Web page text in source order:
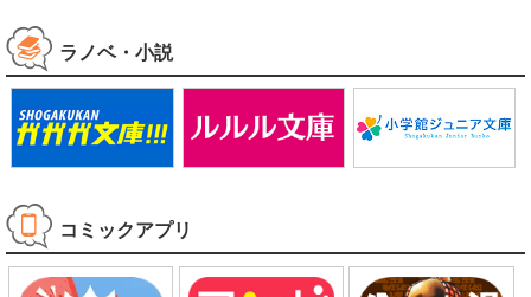
ラノベ・小説
コミックアプリ